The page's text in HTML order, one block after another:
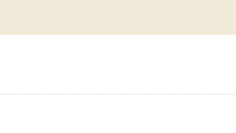
合わなければチェンジできます